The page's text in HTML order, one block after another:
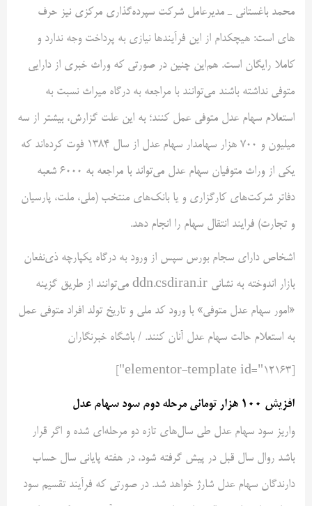
محمد باغستانی ـ مدیرعامل شرکت سپرده‌گذاری مرکزی نیز حرف
های است: هیچکدام از این فرآیند‌ها نیازی به پرداخت وجه ندارد و
کاملا رایگان است. هم‌این چنین در صورتی که وراث خبری از دارایی
متوفی نداشته باشند می‌توانند با مراجعه به درگاه میراث نسبت به
استعلام سهام عدل متوفی عمل کنند؛ به این علت گزارش، بیشتر از سه
میلیون و ۷۰۰ هزار سهامدار سهام عدل از سال ۱۳۸۴ فوت کرده‌اند که
یکی از وراث متوفیان سهام عدل می‌تواند با مراجعه به ۶۰۰۰ شعبه
دفاتر شرکت‌های کارگزاری و یا بانک‌های منتخب (ملی، ملت، پارسیان
و تجارت) فرایند انتقال سهام را انجام دهد.
اشخاص دارای سجام بورس سپس از ورود به درگاه یکپارچه ذی‌نفعان
بازار اندوخته به نشانی ddn.csdiran.ir می‌توانند از طریق گزینه
«امور سهام عدل متوفی» با ورود کد ملی و تاریخ تولد افراد متوفی عمل
به استعلام حالت سهام عدل آنان کنند. / باشگاه خبرنگاران
افزیش ۱۰۰ هزار تومانی مرحله دوم سود سهام عدل
واریز سود سهام عدل طی سال‌های تازه دو مرحله‌ای شده و اگر قرار
باشد روال سال قبل در پیش گرفته شود، در هفته پایانی سال حساب
دارندگان سهام عدل شارژ خواهد شد. در صورتی که فرآیند تقسیم سود